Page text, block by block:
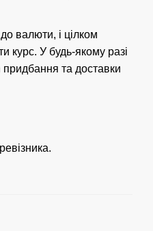
валюти, і цілком
курс. У будь-якому разі
та доставки